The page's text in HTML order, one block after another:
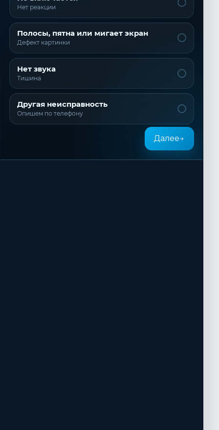
Нет реакции
Полосы, пятна или мигает экран
Дефект картинки
Нет звука
Тишина
Другая неисправность
Опишем по телефону
Далее→